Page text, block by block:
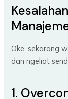
Oke, sekarang
dan ngeliat
1.